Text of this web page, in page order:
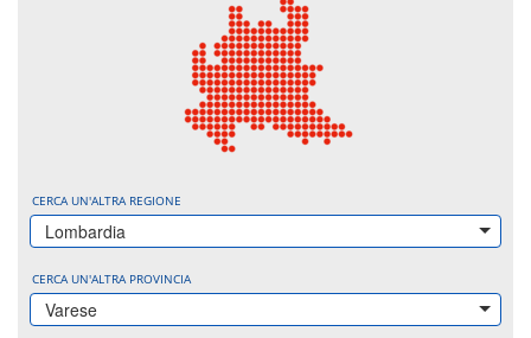
CERCA UN'ALTRA REGIONE
Lombardia
CERCA UN'ALTRA PROVINCIA
Varese